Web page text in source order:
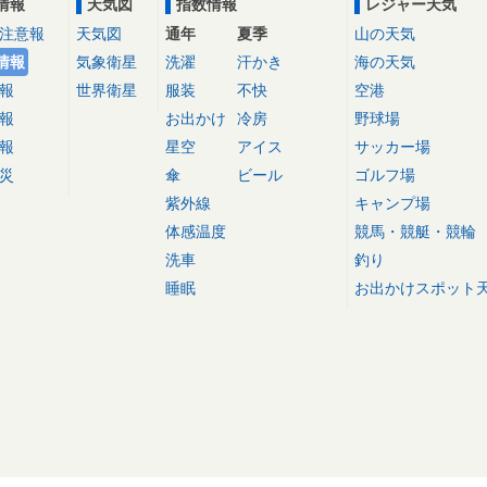
報
意報
報
天気図
天気図
気象衛星
世界衛星
指数情報
通年
洗濯
服装
お出かけ
星空
傘
紫外線
体感温度
洗車
睡眠
夏季
汗かき
不快
冷房
アイス
ビール
レジャー天気
山の天気
海の天気
空港
野球場
サッカー場
ゴルフ場
キャンプ場
競馬・競艇・競輪
釣り
お出かけスポット